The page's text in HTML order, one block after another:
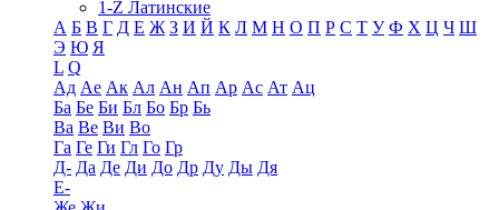
1-Z Латинские
А Б В Г Д Е Ж З И Й К Л М Н О П Р С Т У Ф Х Ц Ч Ш
Э Ю Я
L Q
Ад Ае Ак Ал Ан Ап Ар Ас Ат Ац
Ба Бе Би Бл Бо Бр Бь
Ва Ве Ви Во
Га Ге Ги Гл Го Гр
Д- Да Де Ди До Др Ду Ды Дя
Е-